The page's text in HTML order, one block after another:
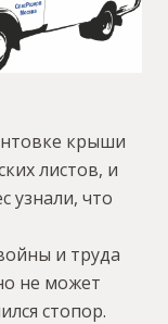
крыши
листов, и
узнали, что
и труда
не может
стопор.